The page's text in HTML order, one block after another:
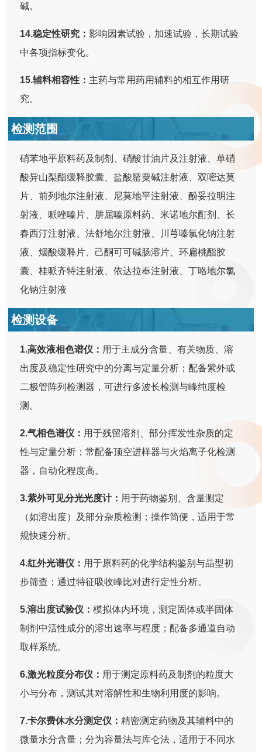
碱。
14.稳定性研究：影响因素试验，加速试验，长期试验
中各项指标变化。
15.辅料相容性： 主药与常用药用辅料的相互作用研
究。
检测范围
硝苯地平原料药及制剂、硝酸甘油片及注射液、单硝
酸异山梨酯缓释胶囊、盐酸罂粟碱注射液、双嘧达莫
片、前列地尔注射液、尼莫地平注射液、酚妥拉明注
射液、哌唑嗪片、肼屈嗪原料药、米诺地尔酊剂、长
春西汀注射液、法舒地尔注射液、川芎嗪氯化钠注射
液、烟酸缓释片、己酮可可碱肠溶片、环扁桃酯胶
囊、桂哌齐特注射液、依达拉奉注射液、丁咯地尔氯
化钠注射液
检测设备
1.高效液相色谱仪： 用于主成分含量、有关物质、溶
出度及稳定性研究中的分离与定量分析；配备紫外或
二极管阵列检测器，可进行多波长检测与峰纯度检
测。
2.气相色谱仪： 用于残留溶剂、部分挥发性杂质的定
性与定量分析；常配备顶空进样器与火焰离子化检测
器，自动化程度高。
3.紫外可见分光光度计： 用于药物鉴别、含量测定
（如溶出度）及部分杂质检测；操作简便，适用于常
规快速分析。
4.红外光谱仪： 用于原料药的化学结构鉴别与晶型初
步筛查；通过特征吸收峰比对进行定性分析。
5.溶出度试验仪：模拟体内环境，测定固体或半固体
制剂中活性成分的溶出速率与程度；配备多通道自动
取样系统。
6.激光粒度分布仪： 用于测定原料药及制剂的粒度大
小与分布，测试其对溶解性和生物利用度的影响。
7.卡尔费休水分测定仪：精密测定药物及其辅料中的
微量水分含量；分为容量法与库仑法，适用于不同水